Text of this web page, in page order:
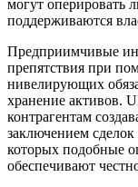
могут оперировать
поддерживаются
Предприимчивые
препятствия при
нивелирующих
хранение активов.
контрагентам
заключением
которых подобные
обеспечивают